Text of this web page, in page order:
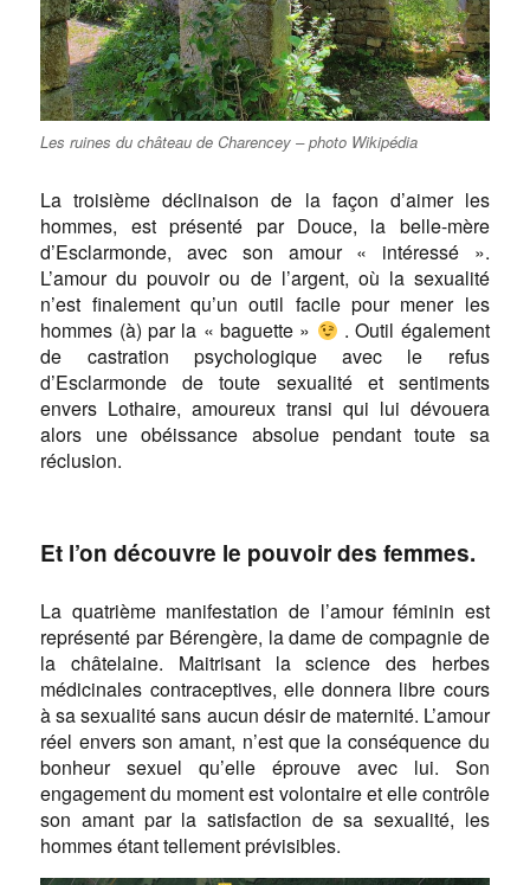
Les ruines du château de Charencey – photo Wikipédia
La troisième déclinaison de la façon d’aimer les
hommes, est présenté par Douce, la belle-mère
d’Esclarmonde, avec son amour « intéressé ».
L’amour du pouvoir ou de l’argent, où la sexualité
n’est finalement qu’un outil facile pour mener les
hommes (à) par la « baguette »
. Outil également
de castration psychologique avec le refus
d’Esclarmonde de toute sexualité et sentiments
envers Lothaire, amoureux transi qui lui dévouera
alors une obéissance absolue pendant toute sa
réclusion.
Et l’on découvre le pouvoir des femmes.
La quatrième manifestation de l’amour féminin est
représenté par Bérengère, la dame de compagnie de
la châtelaine. Maitrisant la science des herbes
médicinales contraceptives, elle donnera libre cours
à sa sexualité sans aucun désir de maternité. L’amour
réel envers son amant, n’est que la conséquence du
bonheur sexuel qu’elle éprouve avec lui. Son
engagement du moment est volontaire et elle contrôle
son amant par la satisfaction de sa sexualité, les
hommes étant tellement prévisibles.